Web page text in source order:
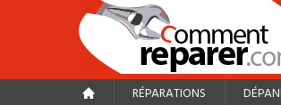
RÉPARATIONS